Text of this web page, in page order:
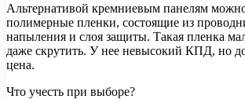
Альтернативой кремниевым панелям
полимерные пленки, состоящие из
напыления и слоя защиты. Такая пленка
даже скрутить. У нее невысокий КПД, но
цена.
Что учесть при выборе?